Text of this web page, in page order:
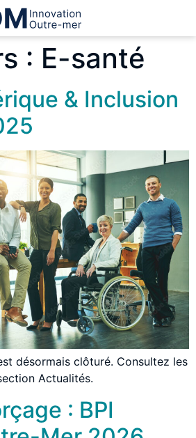
: E-santé
& Inclusion
désormais clôturé. Consultez les
Actualités.
: BPI